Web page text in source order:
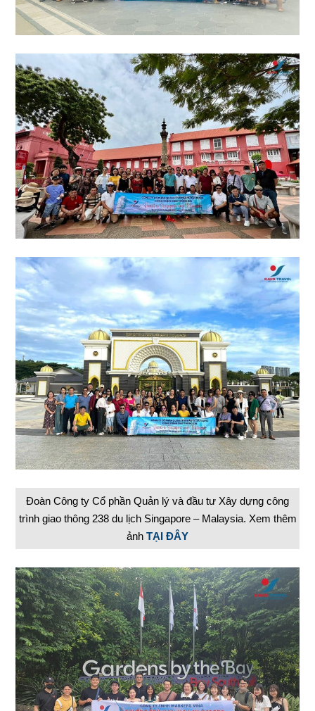
Đoàn Công ty Cổ phần Quản lý và đầu tư Xây dựng công
trình giao thông 238 du lịch Singapore – Malaysia. Xem thêm
ảnh TẠI ĐÂY